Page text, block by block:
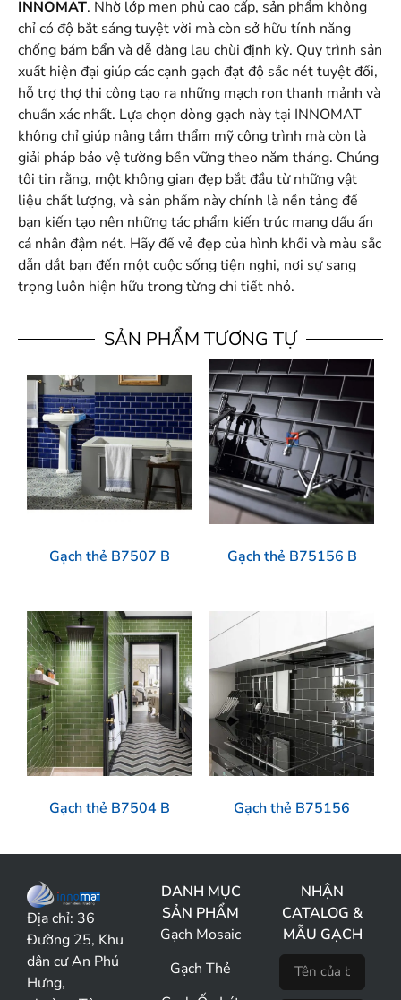
INNOMAT. Nhờ lớp men phủ cao cấp, sản phẩm không
chỉ có độ bắt sáng tuyệt vời mà còn sở hữu tính năng
chống bám bẩn và dễ dàng lau chùi định kỳ. Quy trình sản
xuất hiện đại giúp các cạnh gạch đạt độ sắc nét tuyệt đối,
hỗ trợ thợ thi công tạo ra những mạch ron thanh mảnh và
chuẩn xác nhất. Lựa chọn dòng gạch này tại INNOMAT
không chỉ giúp nâng tầm thẩm mỹ công trình mà còn là
giải pháp bảo vệ tường bền vững theo năm tháng. Chúng
tôi tin rằng, một không gian đẹp bắt đầu từ những vật
liệu chất lượng, và sản phẩm này chính là nền tảng để
bạn kiến tạo nên những tác phẩm kiến trúc mang dấu ấn
cá nhân đậm nét. Hãy để vẻ đẹp của hình khối và màu sắc
dẫn dắt bạn đến một cuộc sống tiện nghi, nơi sự sang
trọng luôn hiện hữu trong từng chi tiết nhỏ.
SẢN PHẨM TƯƠNG TỰ
Gạch thẻ B7507 B Gạch thẻ B75156 B
Gạch thẻ B7504 B Gạch thẻ B75156
Địa chỉ: 36
Đường 25, Khu
dân cư An Phú
Hưng,
DANH MỤC
SẢN PHẨM
Gạch Mosaic
Gạch Thẻ
NHẬN
CATALOG &
MẪU GẠCH